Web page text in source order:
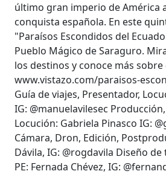
último gran imperio de América
conquista española. En este
"Paraísos Escondidos del
Pueblo Mágico de Saraguro.
los destinos y conoce más
www.vistazo.com/paraisos-
Guía de viajes, Presentador,
IG: @manuelavilesec
Locución: Gabriela Pinasco IG:
Cámara, Dron, Edición,
Dávila, IG: @rogdavila Diseño
PE: Fernada Chévez, IG: